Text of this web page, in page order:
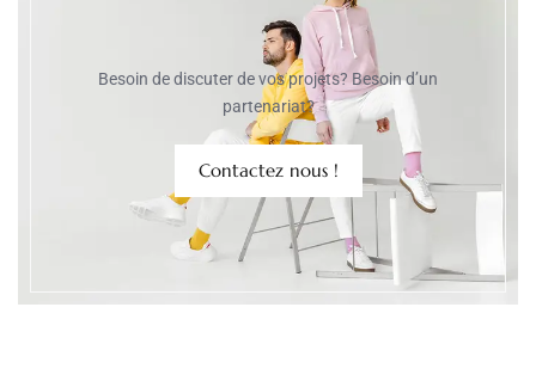
Besoin de discuter de vos projets? Besoin d’un
partenariat?
Contactez nous !